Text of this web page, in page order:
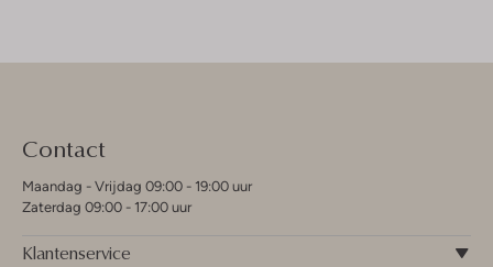
Contact
Maandag - Vrijdag 09:00 - 19:00 uur
Zaterdag 09:00 - 17:00 uur
Klantenservice